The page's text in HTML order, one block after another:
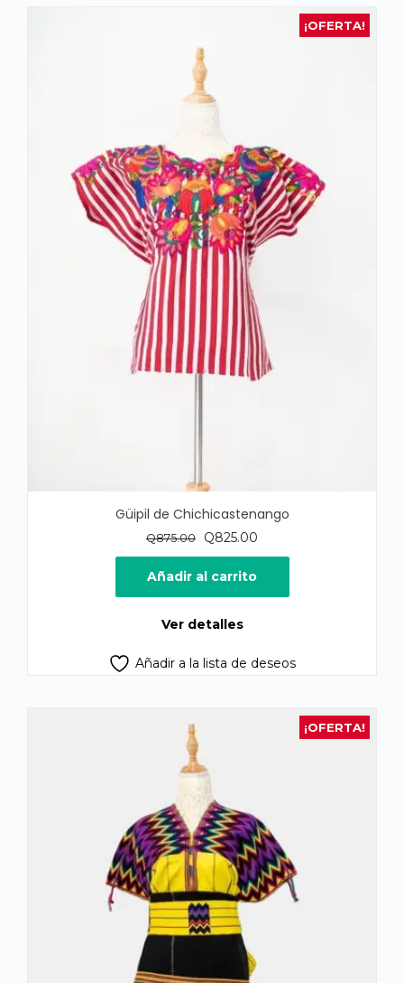
¡OFERTA!
Güipil de Chichicastenango
Q875.00
El
precio
original
era:
Q825.00
precio
es:
Añadir al carrito
Ver detalles
Añadir a la lista de deseos
¡OFERTA!